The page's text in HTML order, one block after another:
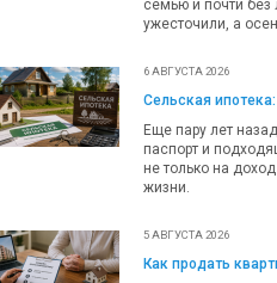
семью и почти без
ужесточили, а
6 АВГУСТА 2026
Сельская
Еще пару лет
паспорт и
не только на
жизни.
5 АВГУСТА 2026
Как продать